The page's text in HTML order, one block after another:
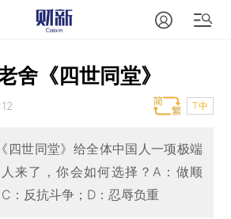
舍《四世同堂》
T中
四世同堂》给全体中国人一项极端
来了，你会如何选择？A：做顺
：反抗斗争；D：忍辱负重